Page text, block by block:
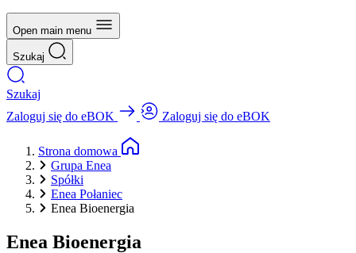
Open main menu
Szukaj
Szukaj
Zaloguj się do eBOK
Zaloguj się do eBOK
Strona domowa
Grupa Enea
Spółki
Enea Połaniec
Enea Bioenergia
Enea Bioenergia